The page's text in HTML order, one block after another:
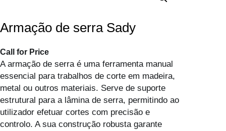
Armação de serra Sady
Call for Price
A armação de serra é uma ferramenta manual
essencial para trabalhos de corte em madeira,
metal ou outros materiais. Serve de suporte
estrutural para a lâmina de serra, permitindo ao
utilizador efetuar cortes com precisão e
controlo. A sua construção robusta garante